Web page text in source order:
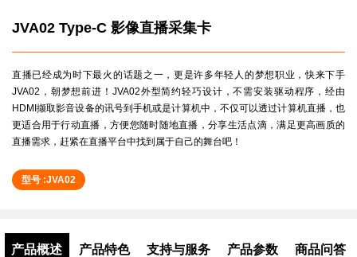
JVA02 Type-C 影像直播采集卡
直播已经成为时下最火的话题之一，更是许多年轻人的梦想职业，快来下手
JVA02，朝梦想前进！JVA02外型简约轻巧设计，不需安装驱动程序，经由
HDMI撷取影音设备的讯号到手机或是计算机中，不仅可以透过计算机直播，也
更适合用于行动直播，方便您随时随地直播，分享生活点滴，满足更高画质的
直播需求，赶紧在直播平台中找到属于自己的舞台吧！
型号 :JVA02
产品概述 产品特色 支持与服务 产品参数 商品问答